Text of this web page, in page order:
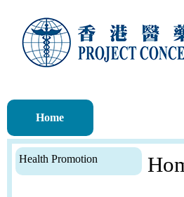
Home
Health Promotion